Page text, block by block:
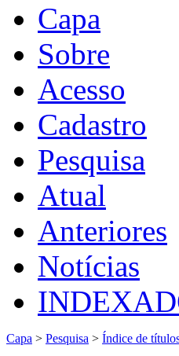
Capa
Sobre
Acesso
Cadastro
Pesquisa
Atual
Anteriores
Notícias
Capa > Pesquisa > Índice de